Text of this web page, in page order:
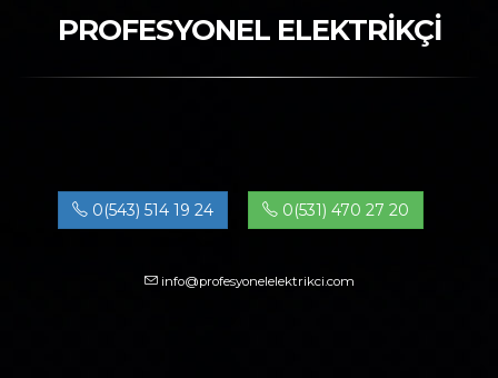
PROFESYONEL ELEKTRİKÇİ
0(543) 514 19 24 0(531) 470 27 20
info@profesyonelelektrikci.com